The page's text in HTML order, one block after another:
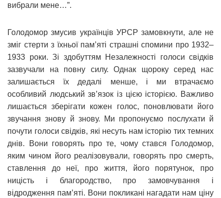
вибрали мене…”.
Голодомор змусив українців УРСР замовкнути, але не
зміг стерти з їхньої пам’яті страшні спомини про 1932–
1933 роки. Зі здобуттям Незалежності голоси свідків
зазвучали на повну силу. Однак щороку серед нас
залишається їх дедалі менше, і ми втрачаємо
особливий людський зв’язок із цією історією. Важливо
лишається зберігати кожен голос, поновлювати його
звучання знову й знову. Ми пропонуємо послухати й
почути голоси свідків, які несуть нам історію тих темних
днів. Вони говорять про те, чому стався Голодомор,
яким чином його реалізовували, говорять про смерть,
ставлення до неї, про життя, його порятунок, про
ницість і благородство, про замовчування і
відродження пам’яті. Вони покликані нагадати нам ціну